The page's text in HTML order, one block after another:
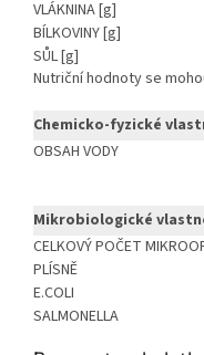
VLÁKNINA [g]
BÍLKOVINY [g]
SŮL [g]
Nutriční hodnoty se
Chemicko-fyzické
OBSAH VODY
Mikrobiologické
CELKOVÝ POČET
PLÍSNĚ
E.COLI
SALMONELLA